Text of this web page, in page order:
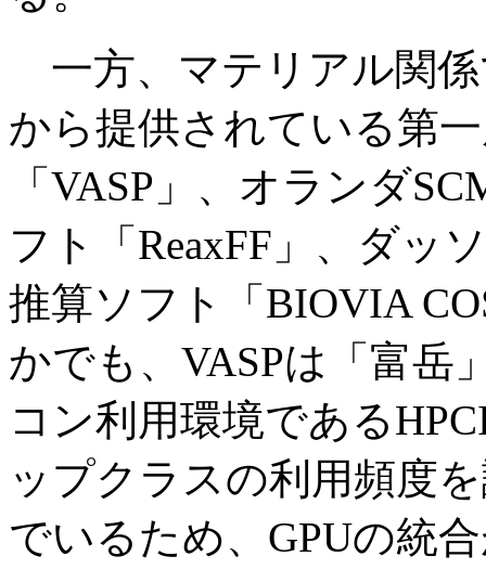
一方、マテリアル関
から提供されている第
「VASP」、オランダ
フト「ReaxFF」、ダッ
推算ソフト「BIOVIA
かでも、VASPは「富岳
コン利用環境である
ップクラスの利用頻度
でいるため、GPUの統